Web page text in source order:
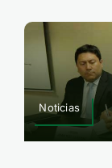
Noticias